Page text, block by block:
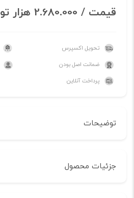
قیمت / 2.680.000 هزار تومان
تحویل اکسپرس
ضمانت اصل بودن
پرداخت آنلاین
توضیحات
جزئیات محصول